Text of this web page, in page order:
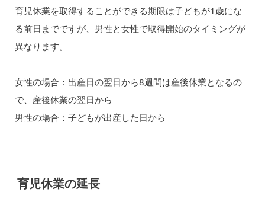
育児休業を取得することができる期限は子どもが1歳にな
る前日までですが、男性と女性で取得開始のタイミングが
異なります。
女性の場合：出産日の翌日から8週間は産後休業となるの
で、産後休業の翌日から
男性の場合：子どもが出産した日から
育児休業の延長